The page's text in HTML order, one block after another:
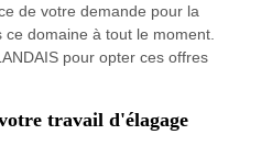
de votre demande pour la
domaine à tout le moment.
pour opter ces offres
travail d'élagage